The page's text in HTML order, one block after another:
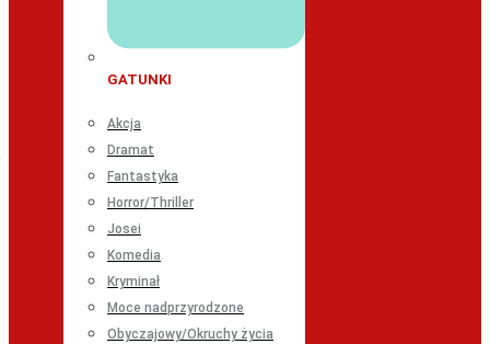
GATUNKI
Akcja
Dramat
Fantastyka
Horror/Thriller
Josei
Komedia
Kryminał
Moce nadprzyrodzone
Obyczajowy/Okruchy życia